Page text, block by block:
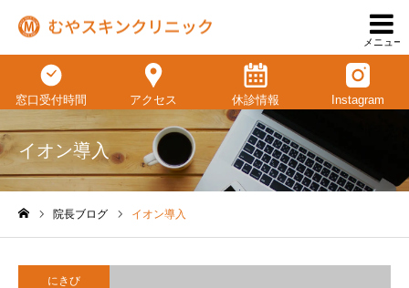
メニュー
窓口受付時間 アクセス 休診情報 Instagram
イオン導入
院長ブログ イオン導入
にきび